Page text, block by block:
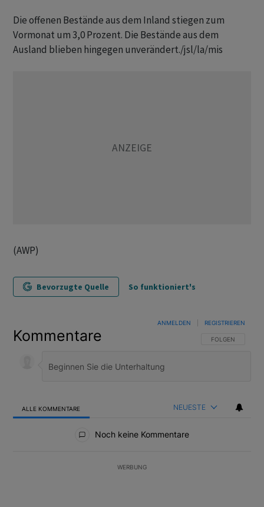
Die offenen Bestände aus dem Inland stiegen zum
Vormonat um 3,0 Prozent. Die Bestände aus dem
Ausland blieben hingegen unverändert./jsl/la/mis
(AWP)
Bevorzugte Quelle So funktioniert's
Kommentare FOLGE DIESER
FOLGEN
ANMELDEN REGISTRIEREN
ALLE KOMMENTARE NEUESTE
Noch keine Kommentare
WERBUNG